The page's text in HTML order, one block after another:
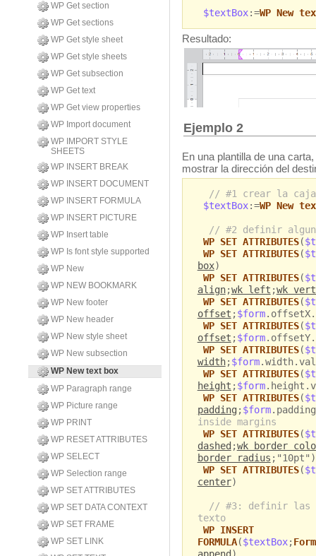
WP Get section
WP Get sections
WP Get style sheet
WP Get style sheets
WP Get subsection
WP Get text
WP Get view properties
WP Import document
WP IMPORT STYLE
SHEETS
WP INSERT BREAK
WP INSERT DOCUMENT
WP INSERT FORMULA
WP INSERT PICTURE
WP Insert table
WP Is font style supported
WP New
WP NEW BOOKMARK
WP New footer
WP New header
WP New style sheet
WP New subsection
WP New text box
WP Paragraph range
WP Picture range
WP PRINT
WP RESET ATTRIBUTES
WP SELECT
WP Selection range
WP SET ATTRIBUTES
WP SET DATA CONTEXT
WP SET FRAME
WP SET LINK
$textBox:=WP New
Resultado:
Ejemplo 2
En una plantilla de una
mostrar la dirección del
// #1 crear la
$textBox:=WP New
// #2 definir
WP SET ATTRIBUTES(
WP SET ATTRIBUTES(
box)
WP SET ATTRIBUTES(
align;wk left ;wk
WP SET ATTRIBUTES(
offset ;$form
WP SET ATTRIBUTES(
offset ;$form
WP SET ATTRIBUTES(
width;$form
WP SET ATTRIBUTES(
height ;$form
WP SET ATTRIBUTES(
padding ;$form
inside margins
WP SET ATTRIBUTES(
dashed ;wk border
border radius ;"10pt")
WP SET ATTRIBUTES(
center)
// #3: definir las
texto
WP INSERT
FORMULA($textBox;